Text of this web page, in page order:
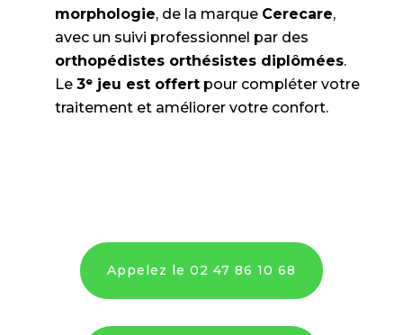
morphologie, de la marque Cerecare,
avec un suivi professionnel par des
orthopédistes orthésistes diplômées.
Le 3ᵉ jeu est offertpour compléter votre
traitement et améliorer votre confort.
Appelez le 02 47 86 10 68